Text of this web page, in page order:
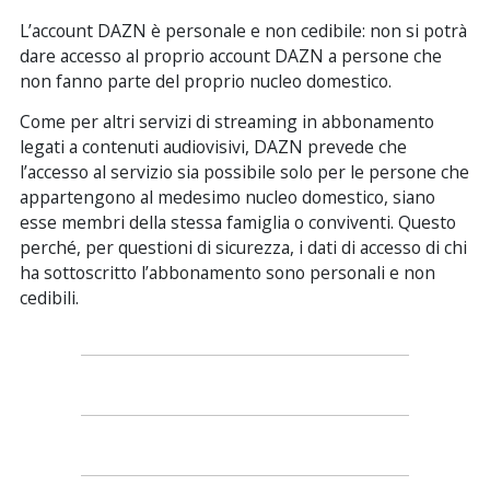
L’account DAZN è personale e non cedibile: non si potrà
dare accesso al proprio account DAZN a persone che
non fanno parte del proprio nucleo domestico.
Come per altri servizi di streaming in abbonamento
legati a contenuti audiovisivi, DAZN prevede che
l’accesso al servizio sia possibile solo per le persone che
appartengono al medesimo nucleo domestico, siano
esse membri della stessa famiglia o conviventi. Questo
perché, per questioni di sicurezza, i dati di accesso di chi
ha sottoscritto l’abbonamento sono personali e non
cedibili.